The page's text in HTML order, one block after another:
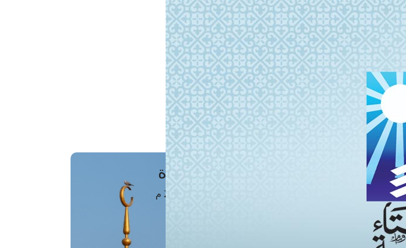
استعلام عن فتوى
حجز موعد
الفتوى الهاتفية
مَواقِيتُ الصَّـــلاة